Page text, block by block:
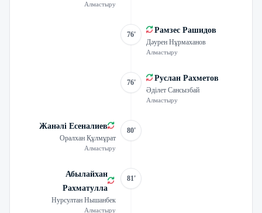
Алмастыру
76' Рамзес Рашидов
Дәурен Нұрмаханов
Алмастыру
76' Руслан Рахметов
Әділет Сансызбай
Алмастыру
Жанәлі Есеналиев
Оралхан Құлмұрат
Алмастыру
80'
Абылайхан
Рахматулла
Нурсултан Нышанбек
Алмастыру
81'